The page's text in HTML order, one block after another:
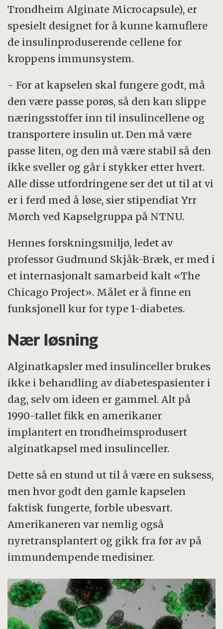
Trondheim Alginate Microcapsule), er
spesielt designet for å kunne kamuflere
de insulinproduserende cellene for
kroppens immunsystem.
- For at kapselen skal fungere godt, må
den være passe porøs, så den kan slippe
næringsstoffer inn til insulincellene og
transportere insulin ut. Den må være
passe liten, og den må være stabil så den
ikke sveller og går i stykker etter hvert.
Alle disse utfordringene ser det ut til at vi
er i ferd med å løse, sier stipendiat Yrr
Mørch ved Kapselgruppa på NTNU.
Hennes forskningsmiljø, ledet av
professor Gudmund Skjåk-Bræk, er med i
et internasjonalt samarbeid kalt «The
Chicago Project». Målet er å finne en
funksjonell kur for type 1-diabetes.
Nær løsning
Alginatkapsler med insulinceller brukes
ikke i behandling av diabetespasienter i
dag, selv om ideen er gammel. Alt på
1990-tallet fikk en amerikaner
implantert en trondheimsprodusert
alginatkapsel med insulinceller.
Dette så en stund ut til å være en suksess,
men hvor godt den gamle kapselen
faktisk fungerte, forble ubesvart.
Amerikaneren var nemlig også
nyretransplantert og gikk fra før av på
immundempende medisiner.